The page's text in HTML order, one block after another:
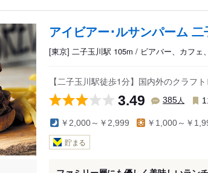
アイビアー･ルサンパーム
[東京] 二子玉川駅 105m / ビアバー、カフェ
【二子玉川駅徒歩1分】国内外のクラフ
3.49 385人
￥2,000～￥2,999 ￥1,000～￥
貯まる